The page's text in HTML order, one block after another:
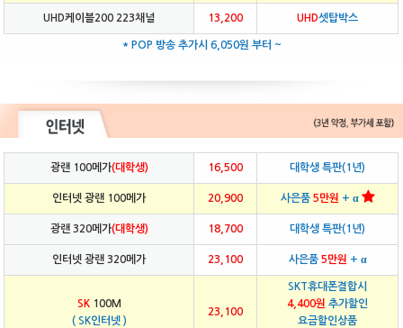
UHD케이블200 223채널 13,200 UHD셋탑박스
* POP 방송 추가시 6,050원 부터 ~
광랜 100메가(대학생) 16,500 대학생 특판(1년)
인터넷 광랜 100메가 20,900 사은품 5만원 + α
광랜 320메가(대학생) 18,700 대학생 특판(1년)
인터넷 광랜 320메가 23,100 사은품 5만원 + α
SK100M
( SK인터넷 )
23,100
SKT휴대폰결합시
4,400원 추가할인
요금할인상품